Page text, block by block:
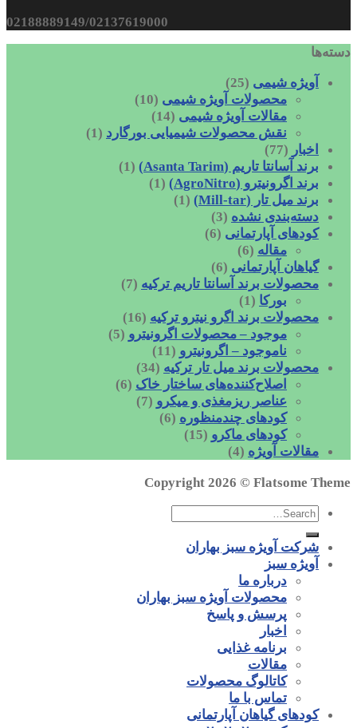
02188889149/02137619000
دسته‌ها
آویژه شیمی (25)
محصولات آویژه شیمی (10)
مقالات آویژه شیمی (14)
نقش محصولات شیمیایی بورگارد (1)
اخبار (77)
برند آسانتا تاریم (Asanta Tarim)
(1)
برند اگرونیترو (AgroNitro)
(1)
برند میل تار (Mill-tar)
(1)
دسته‌بندی نشده (3)
کودهای آپارتمانی (6)
مقاله (6)
گیاهان آپارتمانی (6)
محصولات برند آسانتا تاریم ترکیه (7)
بورکا (1)
محصولات برند اگرو نیترو ترکیه (16)
موجود – محصولات اگرونیترو (5)
ناموجود – اگرونیترو (11)
محصولات برند میل تار ترکیه (34)
اصلاح‌کننده‌های ساختار خاک (6)
عناصر ریزمغذی و میکرو (7)
کودهای چندمنظوره (6)
کودهای ماکرو (15)
مقالات آویژه (4)
Copyright 2026 © Flatsome Theme
شرکت آویژه سبز بهاران
آویژه سبز
درباره ما
محصولات آویژه سبز بهاران
پرسش و پاسخ
اخبار
برنامه غذایی
مقالات
کاتالوگ محصولات
تماس با ما
کودهای گیاهان آپارتمانی